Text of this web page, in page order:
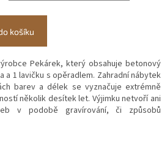
košíku
Pekárek, který obsahuje betonový
a 1 lavičku s opěradlem. Zahradní nábytek
barev a délek se vyznačuje extrémně
několik desítek let. Výjimku netvoří ani
v podobě gravírování, či způsobů